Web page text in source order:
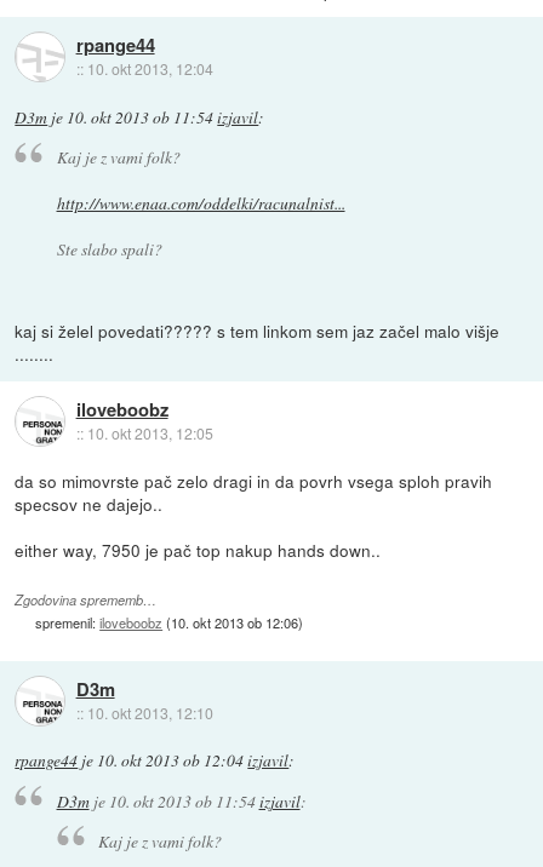
rpange44
:: 10. okt 2013, 12:04
D3m je 10. okt 2013 ob 11:54izjavil:
Kaj je z vami folk?
http://www.enaa.com/oddelki/racunalnist...
Ste slabo spali?
kaj si želel povedati????? s tem linkom sem jaz začel malo višje
........
iloveboobz
:: 10. okt 2013, 12:05
da so mimovrste pač zelo dragi in da povrh vsega sploh pravih
specsov ne dajejo..
either way, 7950 je pač top nakup hands down..
Zgodovina sprememb…
spremenil:iloveboobz (10. okt 2013 ob 12:06)
D3m
:: 10. okt 2013, 12:10
rpange44 je 10. okt 2013 ob 12:04izjavil:
D3mje 10. okt 2013 ob 11:54izjavil:
Kaj je z vami folk?